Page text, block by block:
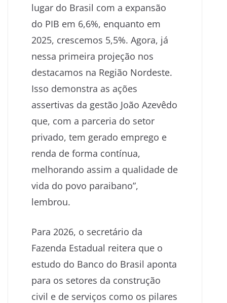
lugar do Brasil com a expansão
do PIB em 6,6%, enquanto em
2025, crescemos 5,5%. Agora, já
nessa primeira projeção nos
destacamos na Região Nordeste.
Isso demonstra as ações
assertivas da gestão João Azevêdo
que, com a parceria do setor
privado, tem gerado emprego e
renda de forma contínua,
melhorando assim a qualidade de
vida do povo paraibano”,
lembrou.
Para 2026, o secretário da
Fazenda Estadual reitera que o
estudo do Banco do Brasil aponta
para os setores da construção
civil e de serviços como os pilares